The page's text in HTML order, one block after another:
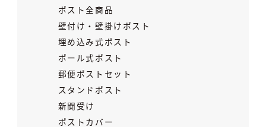
ポスト全商品
壁付け・壁掛けポスト
埋め込み式ポスト
ポール式ポスト
郵便ポストセット
スタンドポスト
新聞受け
ポストカバー